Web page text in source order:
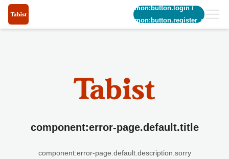
common:button.login/
common:button.register_short
component:error-page.default.title
component:error-page.default.description.sorry